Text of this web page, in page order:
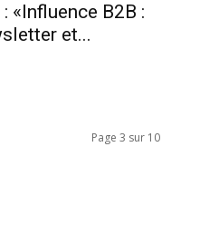
«Influence B2B :
et...
Page 3 sur 10